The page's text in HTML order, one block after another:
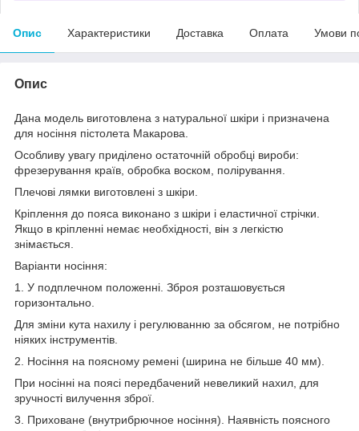
Опис Характеристики Доставка Оплата Умови
Опис
Дана модель виготовлена з натуральної шкіри і призначена
для носіння пістолета Макарова.
Особливу увагу приділено остаточній обробці вироби:
фрезерування країв, обробка воском, полірування.
Плечові лямки виготовлені з шкіри.
Кріплення до пояса виконано з шкіри і еластичної стрічки.
Якщо в кріпленні немає необхідності, він з легкістю
знімається.
Варіанти носіння:
1. У подплечном положенні. Зброя розташовується
горизонтально.
Для зміни кута нахилу і регулюванню за обсягом, не потрібно
ніяких інструментів.
2. Носіння на поясному ремені (ширина не більше 40 мм).
При носінні на поясі передбачений невеликий нахил, для
зручності вилучення зброї.
3. Приховане (внутрибрючное носіння). Наявність поясного